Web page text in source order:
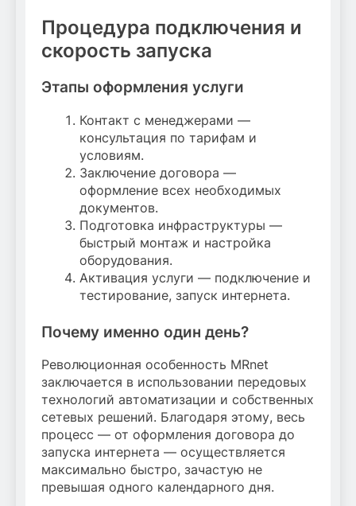
Процедура подключения и
скорость запуска
Этапы оформления услуги
Контакт с менеджерами —
консультация по тарифам и
условиям.
Заключение договора —
оформление всех необходимых
документов.
Подготовка инфраструктуры —
быстрый монтаж и настройка
оборудования.
Активация услуги — подключение и
тестирование, запуск интернета.
Почему именно один день?
Революционная особенность MRnet
заключается в использовании передовых
технологий автоматизации и собственных
сетевых решений. Благодаря этому, весь
процесс — от оформления договора до
запуска интернета — осуществляется
максимально быстро, зачастую не
превышая одного календарного дня.